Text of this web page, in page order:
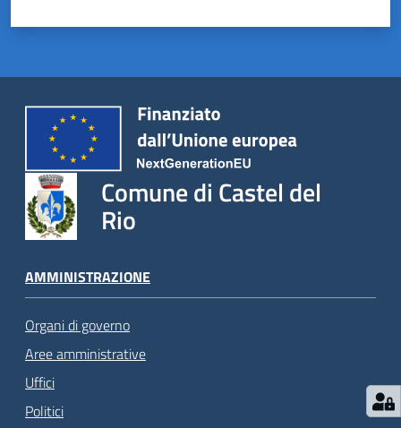
gli
Comune di Castel del
Rio
AMMINISTRAZIONE
Organi di governo
Aree amministrative
Uffici
Politici